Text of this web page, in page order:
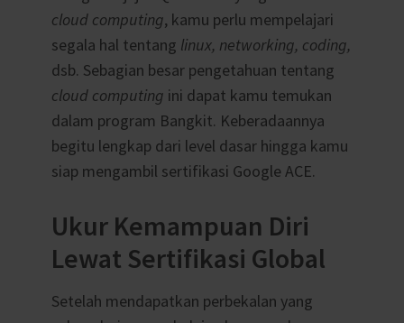
cloud computing, kamu perlu mempelajari
segala hal tentang linux, networking, coding,
dsb. Sebagian besar pengetahuan tentang
cloud computing ini dapat kamu temukan
dalam program Bangkit. Keberadaannya
begitu lengkap dari level dasar hingga kamu
siap mengambil sertifikasi Google ACE.
Ukur Kemampuan Diri
Lewat Sertifikasi Global
Setelah mendapatkan perbekalan yang